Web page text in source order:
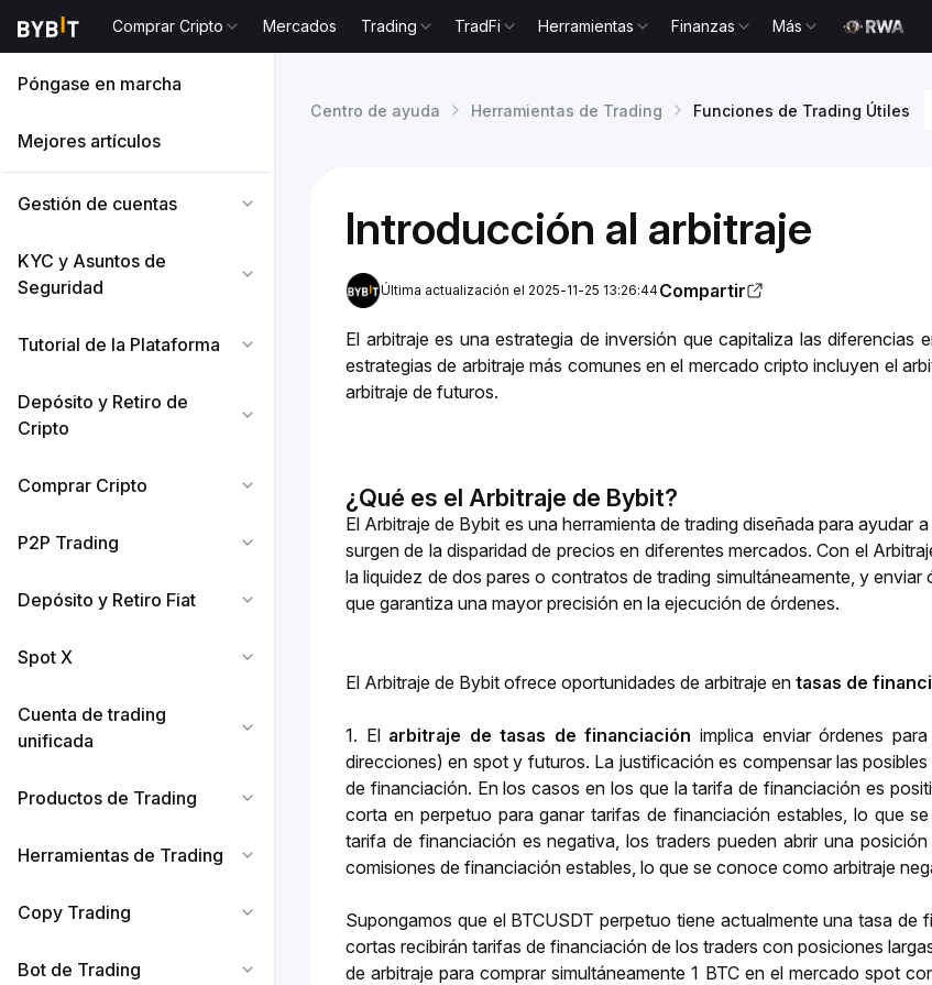
Comprar Cripto Mercados Trading TradFi Herramientas Finanzas Más
Póngase en marcha
Mejores artículos
Gestión de cuentas
KYC y Asuntos de
Seguridad
Tutorial de la Plataforma
Depósito y Retiro de
Cripto
Comprar Cripto
P2P Trading
Depósito y Retiro Fiat
Spot X
Cuenta de trading
unificada
Productos de Trading
Herramientas de Trading
Copy Trading
Bot de Trading
Centro de ayuda Herramientas de Trading Funciones de Trading Útiles
Introducción al arbitraje
Última actualización el 2025-11-25 13:26:44Compartir
El arbitraje es una estrategia de inversión que capitaliza las
estrategias de arbitraje más comunes en el mercado cripto incluyen el
arbitraje de futuros.
¿Qué es el Arbitraje de Bybit?
El Arbitraje de Bybit es una herramienta de trading diseñada para
surgen de la disparidad de precios en diferentes mercados. Con el
la liquidez de dos pares o contratos de trading simultáneamente, y
que garantiza una mayor precisión en la ejecución de órdenes.
El Arbitraje de Bybit ofrece oportunidades de arbitraje en tasas de
1. El arbitraje de tasas de financiación implica enviar órdenes
direcciones) en spot y futuros. La justificación es compensar las
de financiación. En los casos en los que la tarifa de financiación es
corta en perpetuo para ganar tarifas de financiación estables, lo que
tarifa de financiación es negativa, los traders pueden abrir una
comisiones de financiación estables, lo que se conoce como arbitraje
Supongamos que el BTCUSDT perpetuo tiene actualmente una tasa
cortas recibirán tarifas de financiación de los traders con posiciones
de arbitraje para comprar simultáneamente 1 BTC en el mercado spot